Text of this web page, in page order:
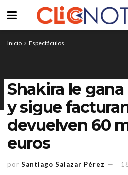
Inicio Espectáculos
Shakira le
y sigue
devuelven 60
euros
por Santiago Salazar Pérez